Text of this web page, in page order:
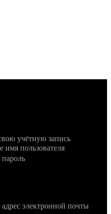
учётную запись
имя пользователя
электронной почты